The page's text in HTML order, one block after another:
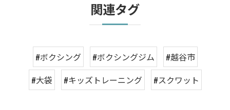
関連タグ
#ボクシング #ボクシングジム
#越谷市
#大袋
#キッズトレーニング #スクワット